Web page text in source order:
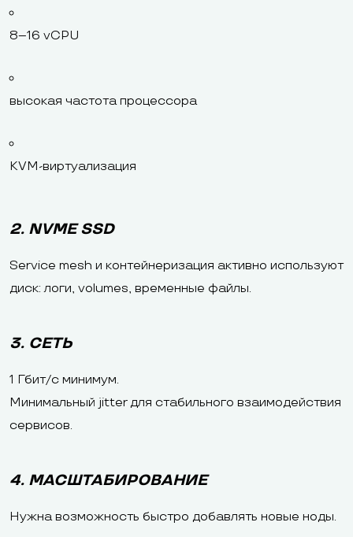
8–16 vCPU
высокая частота процессора
KVM-виртуализация
2. NVME SSD
Service mesh и контейнеризация активно используют
диск: логи, volumes, временные файлы.
3. СЕТЬ
1 Гбит/с минимум.
Минимальный jitter для стабильного взаимодействия
сервисов.
4. МАСШТАБИРОВАНИЕ
Нужна возможность быстро добавлять новые ноды.